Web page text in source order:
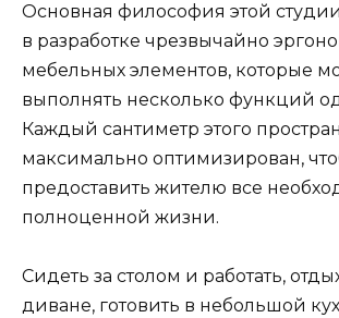
Основная философия этой
в разработке чрезвычайно
мебельных элементов, которые
выполнять несколько функций
Каждый сантиметр этого
максимально оптимизирован,
предоставить жителю все
полноценной жизни.
Сидеть за столом и работать,
диване, готовить в небольшой